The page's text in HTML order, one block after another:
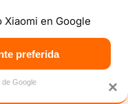
OFERTAS
×
Xiaomi en Google
preferida
Google